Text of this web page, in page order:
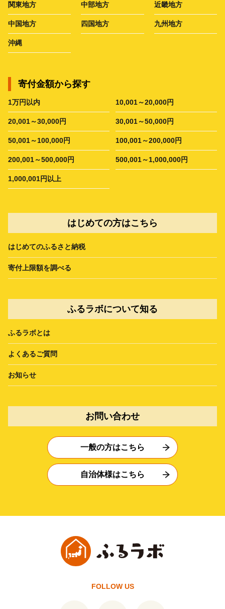
関東地方 中部地方 近畿地方
中国地方 四国地方 九州地方
沖縄
寄付金額から探す
1万円以内 10,001～20,000円
20,001～30,000円 30,001～50,000円
50,001～100,000円 100,001～200,000円
200,001～500,000円 500,001～1,000,000円
1,000,001円以上
はじめての方はこちら
はじめてのふるさと納税
寄付上限額を調べる
ふるラボについて知る
ふるラボとは
よくあるご質問
お知らせ
お問い合わせ
一般の方はこちら
自治体様はこちら
FOLLOW US